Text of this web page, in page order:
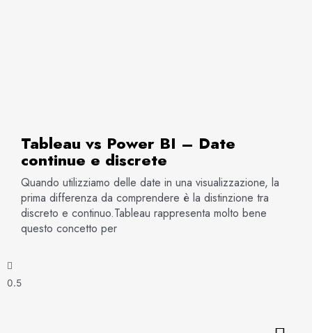
Tableau vs Power BI – Date
continue e discrete
Quando utilizziamo delle date in una visualizzazione, la
prima differenza da comprendere è la distinzione tra
discreto e continuo.Tableau rappresenta molto bene
questo concetto per